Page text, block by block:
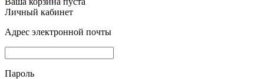
Личный кабинет
Адрес электронной почты
Пароль